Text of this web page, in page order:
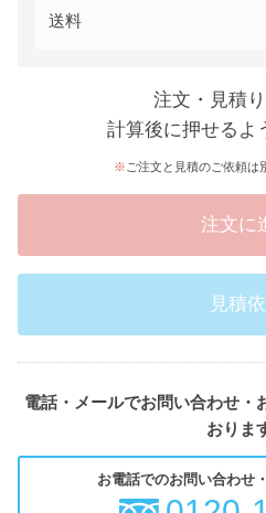
送料
注文・見積
計算後に押せるよ
ご注文と見積のご依頼は
注文に
見積
電話・メールでお問い合わせ・
おりま
お電話でのお問い合わせ